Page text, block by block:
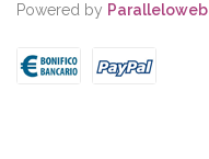
Powered by Paralleloweb